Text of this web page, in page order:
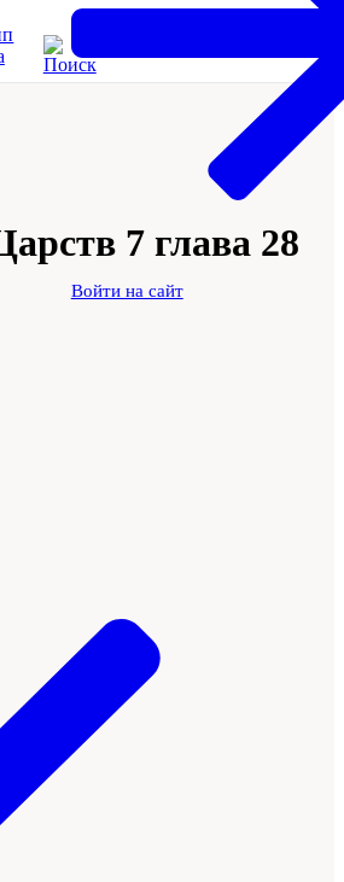
Войти на сайт
7 глава 28